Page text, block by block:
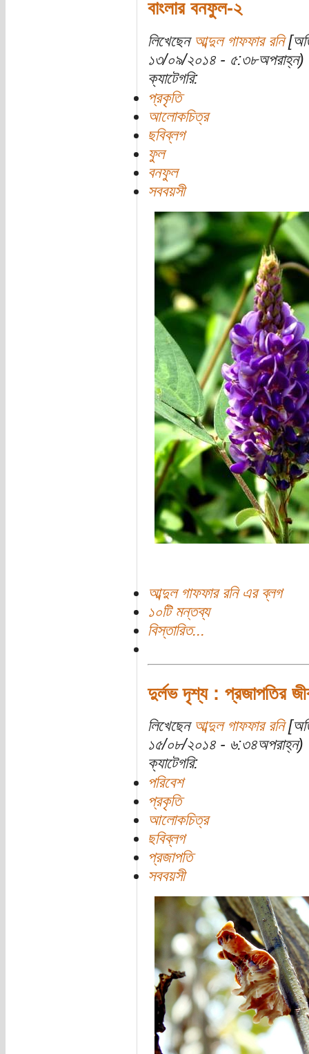
বাংলার বনফুল-২
লিখেছেন আব্দুল গাফফার রনি
১৩/০৯/২০১৪ - ৫:৩৮অপরাহ্ন)
ক্যাটেগরি:
প্রকৃতি
আলোকচিত্র
ছবিব্লগ
ফুল
বনফুল
সববয়সী
আব্দুল গাফফার রনি এর ব্লগ
১০টি মন্তব্য
বিস্তারিত...
দুর্লভ দৃশ্য : প্রজাপতির
লিখেছেন আব্দুল গাফফার রনি
১৫/০৮/২০১৪ - ৬:৩৪অপরাহ্ন)
ক্যাটেগরি:
পরিবেশ
প্রকৃতি
আলোকচিত্র
ছবিব্লগ
প্রজাপতি
সববয়সী